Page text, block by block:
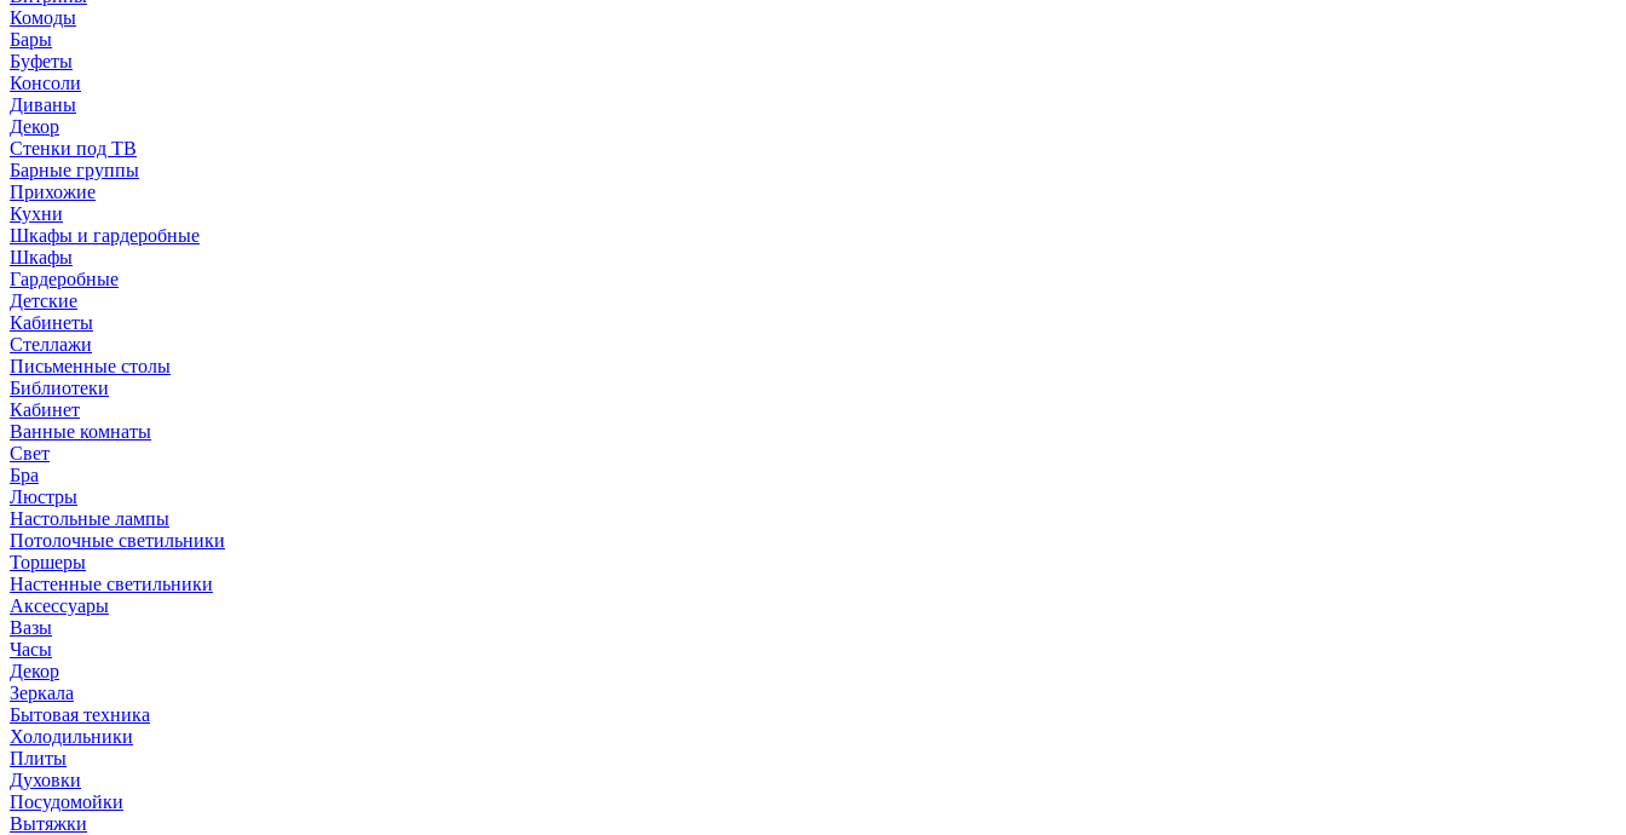
Комоды
Бары
Буфеты
Консоли
Диваны
Декор
Стенки под ТВ
Барные группы
Прихожие
Кухни
Шкафы и гардеробные
Шкафы
Гардеробные
Детские
Кабинеты
Стеллажи
Письменные столы
Библиотеки
Кабинет
Ванные комнаты
Свет
Бра
Люстры
Настольные лампы
Потолочные светильники
Торшеры
Настенные светильники
Аксессуары
Вазы
Часы
Декор
Зеркала
Бытовая техника
Холодильники
Плиты
Духовки
Посудомойки
Вытяжки